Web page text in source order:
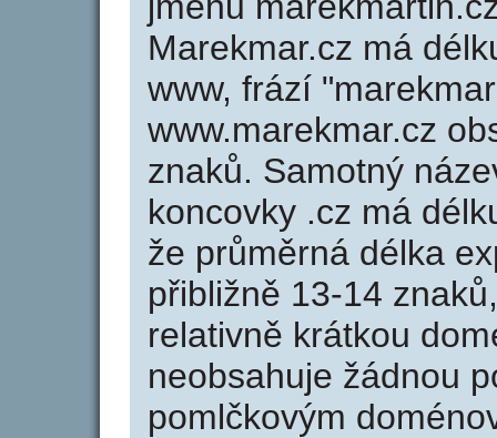
Marekmar.cz má
www, frází
www.marekmar.cz
znaků. Samotný
koncovky .cz má
že průměrná délka
přibližně 13-14
relativně krátkou
neobsahuje žádnou
pomlčkovým